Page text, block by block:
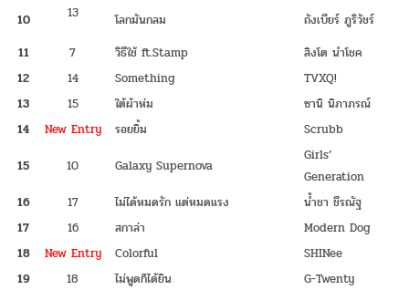
10
13 โลกมันกลม
ถังเบียร์ ภูริวัชร์
11
7 วิธีใช้ ft.Stamp
สิงโต นำโชค
12
14 Something
TVXQ!
13
15 ใต้ผ้าห่ม
ซานิ นิภาภรณ์
14
New Entry รอยยิ้ม
Scrubb
15
10 Galaxy Supernova
Girls’
Generation
16
17 ไม่ได้หมดรัก แต่หมดแรง
น้ำชา ชีรณัฐ
17
16 สกาล่า
Modern Dog
18
New Entry Colorful
SHINee
19
18 ไม่พูดก็ได้ยิน
G-Twenty